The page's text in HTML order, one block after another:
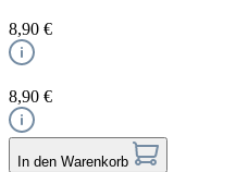
8,90 €
8,90 €
In den Warenkorb